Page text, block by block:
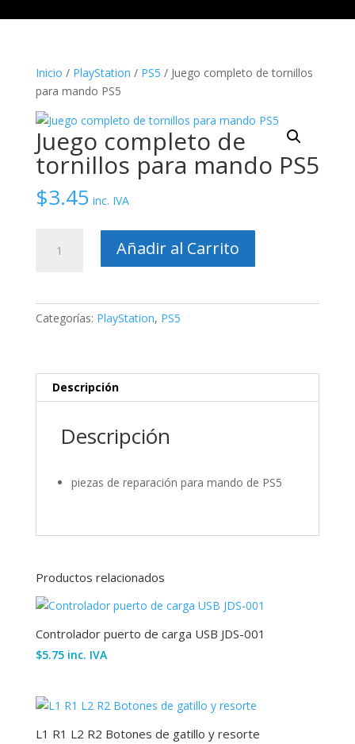
Inicio / PlayStation / PS5 / Juego completo de tornillos
para mando PS5
Juego completo de
tornillos para mando PS5
$3.45 inc. IVA
completo
mando
Añadir al Carrito
Categorías: PlayStation, PS5
Descripción
Descripción
piezas de reparación para mando de PS5
Productos relacionados
Controlador puerto de carga USB JDS-001
$5.75 inc. IVA
L1 R1 L2 R2 Botones de gatillo y resorte